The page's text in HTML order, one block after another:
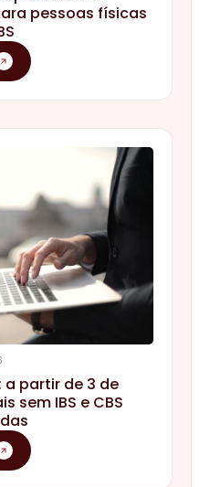
pessoas físicas
a partir de 3 de
sem IBS e CBS